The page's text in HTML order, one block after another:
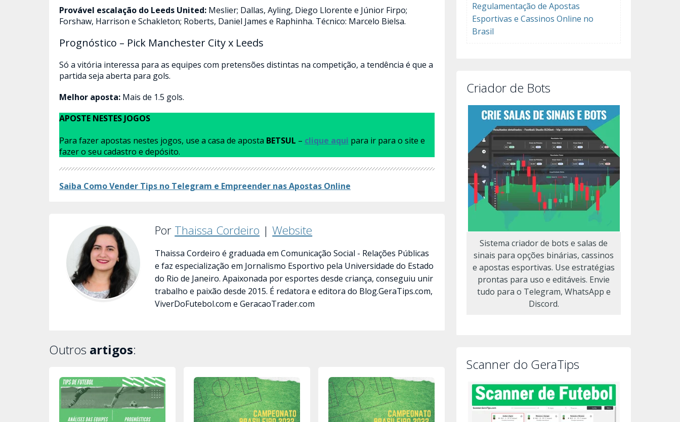
Provável escalação do Leeds United: Meslier; Dallas, Ayling, Diego Llorente e Júnior Firpo;
Forshaw, Harrison e Schakleton; Roberts, Daniel James e Raphinha. Técnico: Marcelo Bielsa.
Prognóstico – Pick Manchester City x Leeds
Só a vitória interessa para as equipes com pretensões distintas na competição, a tendência é que a
partida seja aberta para gols.
Melhor aposta: Mais de 1.5 gols.
APOSTE NESTES JOGOS
Para fazer apostas nestes jogos, use a casa de aposta BETSUL – clique aqui para ir para o site e
fazer o seu cadastro e depósito.
Saiba Como Vender Tips no Telegram e Empreender nas Apostas​ Online
Por Thaissa Cordeiro |Website
Thaissa Cordeiro é graduada em Comunicação Social - Relações Públicas
e faz especialização em Jornalismo Esportivo pela Universidade do Estado
do Rio de Janeiro. Apaixonada por esportes desde criança, conseguiu unir
trabalho e paixão desde 2015. É redatora e editora do Blog.GeraTips.com,
ViverDoFutebol.com e GeracaoTrader.com
Outros artigos:
Regulamentação de Apostas
Esportivas e Cassinos Online no
Brasil
Criador de Bots
Sistema criador de bots e salas de
sinais para opções binárias, cassinos
e apostas esportivas. Use estratégias
prontas para uso e editáveis. Envie
tudo para o Telegram, WhatsApp e
Discord.
Scanner do GeraTips